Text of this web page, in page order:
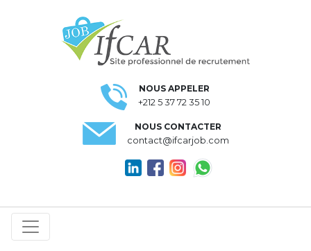
NOUS APPELER
+212 5 37 72 35 10
NOUS CONTACTER
contact@ifcarjob.com